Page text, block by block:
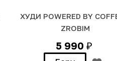
ХУДИ POWERED BY
ZROBIM
5 990₽